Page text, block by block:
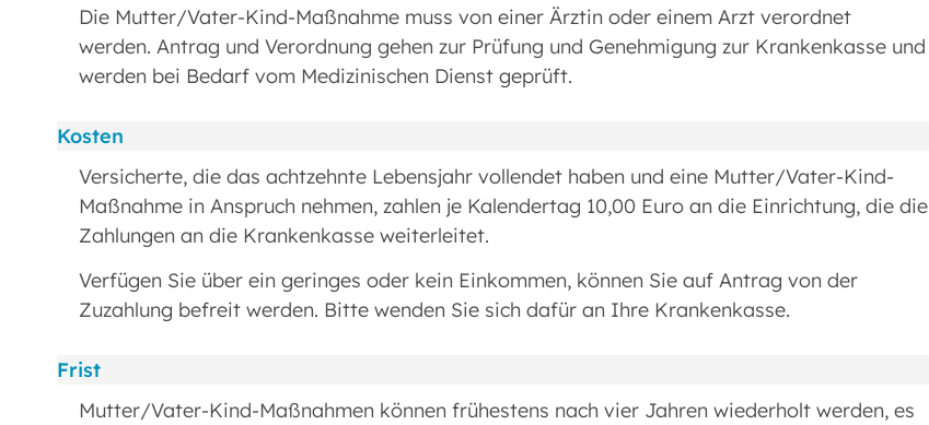
Die Mutter/Vater-Kind-Maßnahme muss von einer Ärztin oder einem Arzt verordnet
werden. Antrag und Verordnung gehen zur Prüfung und Genehmigung zur Krankenkasse und
werden bei Bedarf vom Medizinischen Dienst geprüft.
Kosten
Versicherte, die das achtzehnte Lebensjahr vollendet haben und eine Mutter/Vater-Kind-
Maßnahme in Anspruch nehmen, zahlen je Kalendertag 10,00 Euro an die Einrichtung, die die
Zahlungen an die Krankenkasse weiterleitet.
Verfügen Sie über ein geringes oder kein Einkommen, können Sie auf Antrag von der
Zuzahlung befreit werden. Bitte wenden Sie sich dafür an Ihre Krankenkasse.
Frist
Mutter/Vater-Kind-Maßnahmen können frühestens nach vier Jahren wiederholt werden, es